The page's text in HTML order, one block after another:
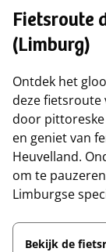
Fietsroute
(Limburg)
Ontdek het
deze fietsroute
door pittoreske
en geniet van
Heuvelland.
om te
Limburgse
Bekijk de